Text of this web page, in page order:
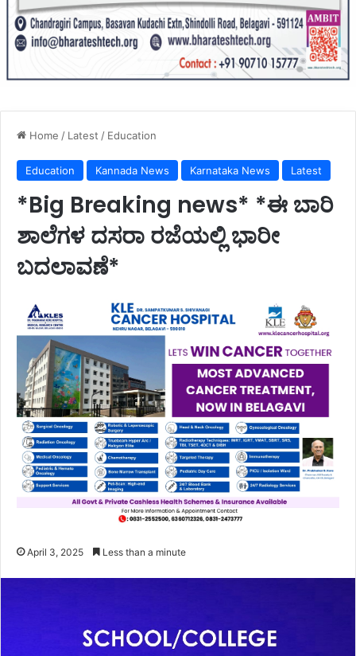
Home / Latest / Education
Education Kannada News Karnataka News Latest
*Big Breaking news* *ಈ ಬಾರಿ
ಶಾಲೆಗಳ ದಸರಾ ರಜೆಯಲ್ಲಿ ಭಾರೀ
ಬದಲಾವಣೆ*
April 3, 2025 Less than a minute